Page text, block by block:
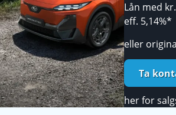
Lån med
eff. 5,14%*
eller
Ta
her for